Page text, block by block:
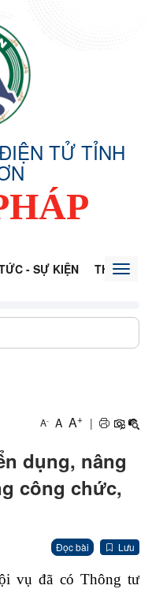
TỬ TỈNH
- SỰ KIỆN THÔNG
A- A A+ |
dụng, nâng
công chức,
Đọc bài Lưu
vụ đã có Thông tư